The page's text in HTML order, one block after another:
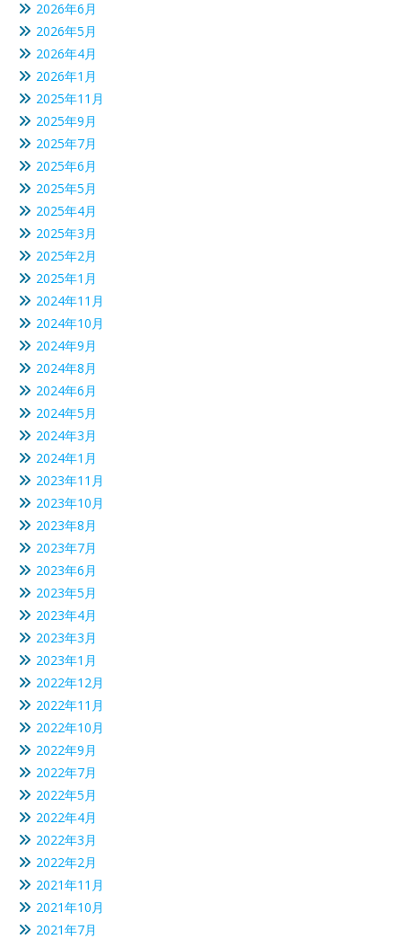
2026年6月
2026年5月
2026年4月
2026年1月
2025年11月
2025年9月
2025年7月
2025年6月
2025年5月
2025年4月
2025年3月
2025年2月
2025年1月
2024年11月
2024年10月
2024年9月
2024年8月
2024年6月
2024年5月
2024年3月
2024年1月
2023年11月
2023年10月
2023年8月
2023年7月
2023年6月
2023年5月
2023年4月
2023年3月
2023年1月
2022年12月
2022年11月
2022年10月
2022年9月
2022年7月
2022年5月
2022年4月
2022年3月
2022年2月
2021年11月
2021年10月
2021年7月